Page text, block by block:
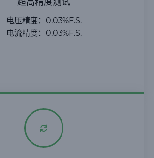
电压精度：0.03%F.S.
电流精度：0.03%F.S.